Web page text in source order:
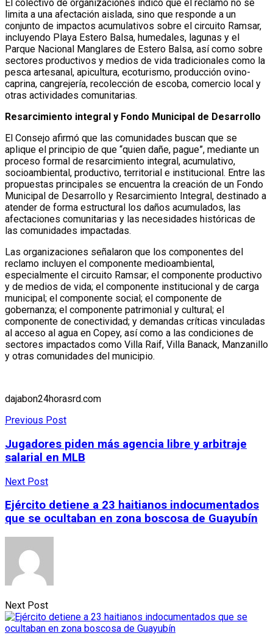
El colectivo de organizaciones indicó que el reclamo no se
limita a una afectación aislada, sino que responde a un
conjunto de impactos acumulativos sobre el circuito Ramsar,
incluyendo Playa Estero Balsa, humedales, lagunas y el
Parque Nacional Manglares de Estero Balsa, así como sobre
sectores productivos y medios de vida tradicionales como la
pesca artesanal, apicultura, ecoturismo, producción ovino-
caprina, cangrejería, recolección de escoba, comercio local y
otras actividades comunitarias.
Resarcimiento integral y Fondo Municipal de Desarrollo
El Consejo afirmó que las comunidades buscan que se
aplique el principio de que “quien dañe, pague”, mediante un
proceso formal de resarcimiento integral, acumulativo,
socioambiental, productivo, territorial e institucional. Entre las
propuestas principales se encuentra la creación de un Fondo
Municipal de Desarrollo y Resarcimiento Integral, destinado a
atender de forma estructural los daños acumulados, las
afectaciones comunitarias y las necesidades históricas de
las comunidades impactadas.
Las organizaciones señalaron que los componentes del
reclamo incluyen el componente medioambiental,
especialmente el circuito Ramsar; el componente productivo
y de medios de vida; el componente institucional y de carga
municipal; el componente social; el componente de
gobernanza; el componente patrimonial y cultural; el
componente de conectividad; y demandas críticas vinculadas
al acceso al agua en Copey, así como a las condiciones de
sectores impactados como Villa Raif, Villa Banack, Manzanillo
y otras comunidades del municipio.
dajabon24horasrd.com
Previous Post
Jugadores piden más agencia libre y arbitraje
salarial en MLB
Next Post
Ejército detiene a 23 haitianos indocumentados
que se ocultaban en zona boscosa de Guayubín
Next Post